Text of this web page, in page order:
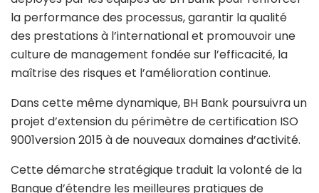
la performance des processus, garantir la qualité
des prestations à l’international et promouvoir une
culture de management fondée sur l’efficacité, la
maîtrise des risques et l’amélioration continue.
Dans cette même dynamique, BH Bank poursuivra un
projet d’extension du périmètre de certification ISO
9001version 2015 à de nouveaux domaines d’activité.
Cette démarche stratégique traduit la volonté de la
Banque d’étendre les meilleures pratiques de